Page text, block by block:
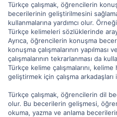
Türkçe çalışmak, öğrencilerin
becerilerinin geliştirilmesini
kullanmalarına yardımcı olur.
Türkçe kelimeleri sözlüklerinde
Ayrıca, öğrencilerin konuşma
konuşma çalışmalarının yapılması
çalışmalarının tekrarlanması da
Türkçe kelime çalışmalarını,
geliştirmek için çalışma
Türkçe çalışmak, öğrencilerin dil
olur. Bu becerilerin gelişmesi,
okuma, yazma ve anlama